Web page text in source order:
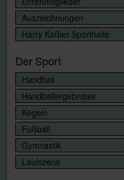
Auszeichnungen
Harry Kaßler Sporthalle
Der Sport
Handball
Handballergebnisse
Kegeln
Fußball
Gymnastik
Laufszene